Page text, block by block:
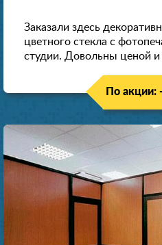
Заказали здесь
цветного стекла с
студии. Довольны ценой и
По акции: